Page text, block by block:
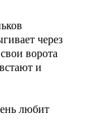
через
ворота
и
любит